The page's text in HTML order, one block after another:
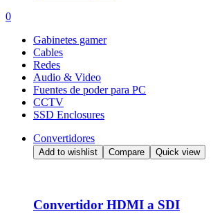
0
Gabinetes gamer
Cables
Redes
Audio & Video
Fuentes de poder para PC
CCTV
SSD Enclosures
Convertidores
Add to wishlist Compare Quick view
Convertidor HDMI a SDI